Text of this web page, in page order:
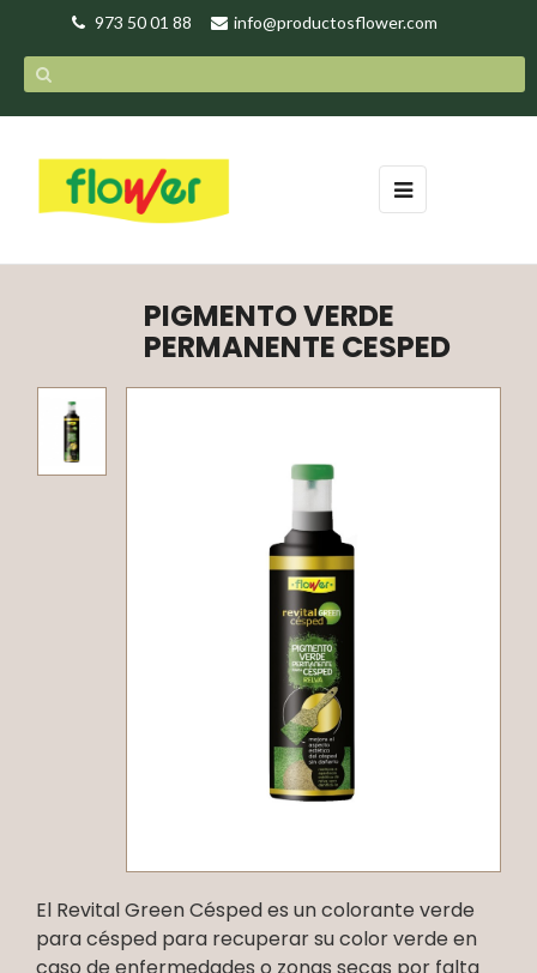
973 50 01 88 info@productosflower.com
Navegación
de
☰
PIGMENTO VERDE
PERMANENTE CESPED
El Revital Green Césped es un colorante verde
para césped para recuperar su color verde en